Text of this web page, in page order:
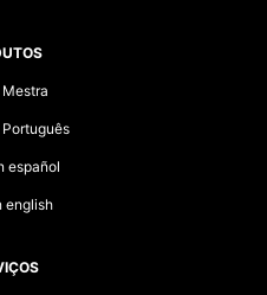
español
english